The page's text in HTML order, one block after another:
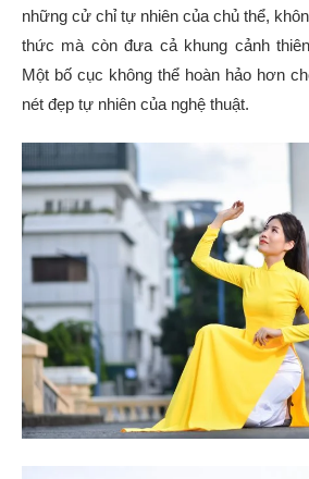
những cử chỉ tự nhiên của chủ thể,
thức mà còn đưa cả khung cảnh
Một bố cục không thể hoàn hảo hơn
nét đẹp tự nhiên của nghệ thuật.